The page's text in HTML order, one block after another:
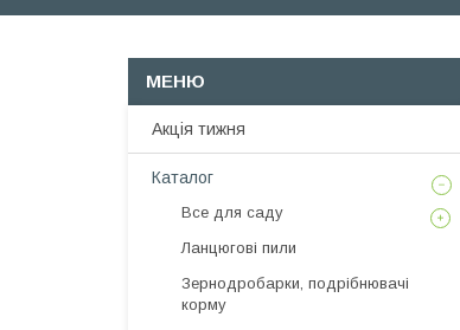
Акція тижня
Каталог
Все для саду
Ланцюгові пили
Зернодробарки, подрібнювачі
корму